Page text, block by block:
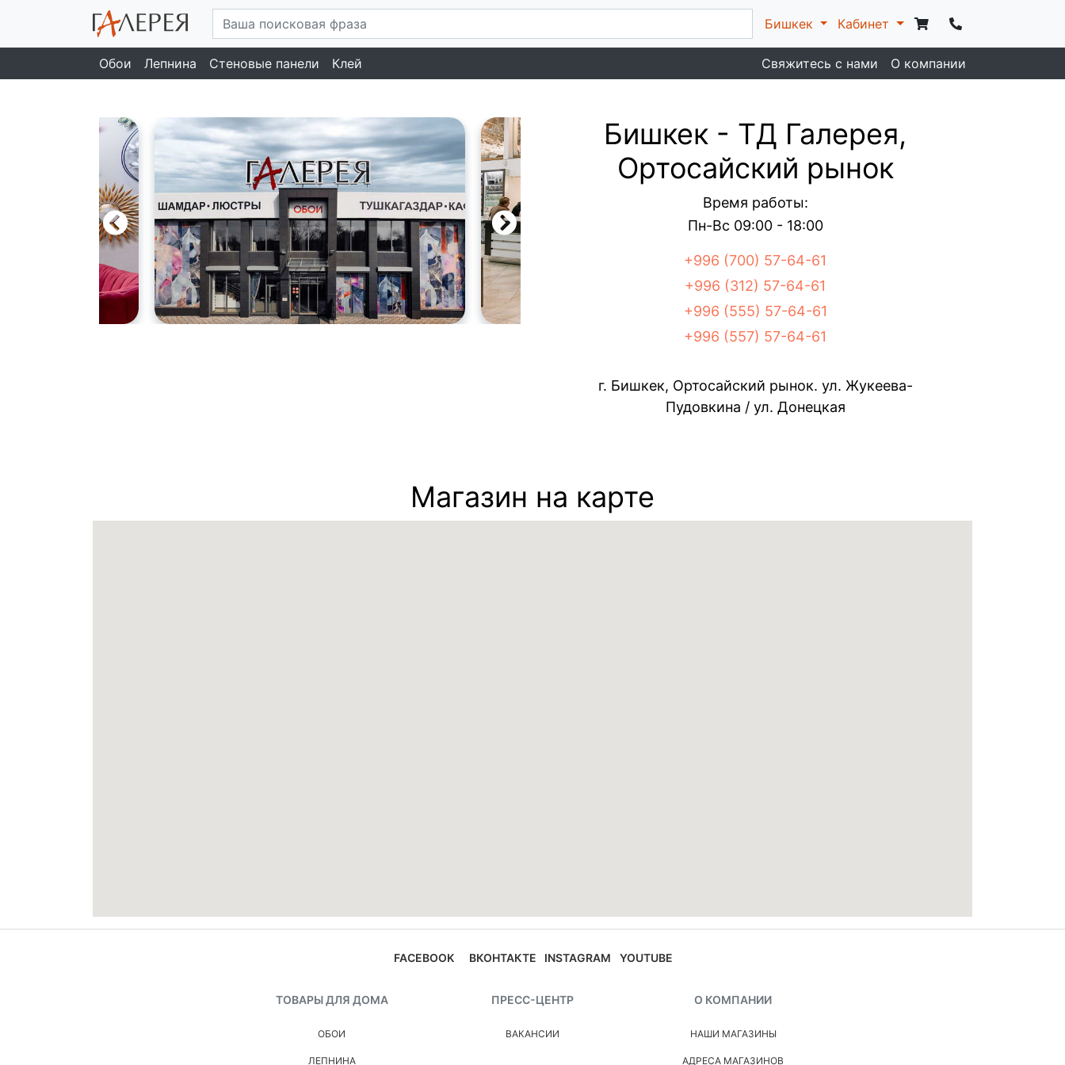
Бишкек Кабинет
Обои Лепнина Стеновые панели Клей Свяжитесь с нами О компании
Бишкек - ТД Галерея,
Ортосайский рынок
Время работы:
Пн-Вс 09:00 - 18:00
+996 (700) 57-64-61
+996 (312) 57-64-61
+996 (555) 57-64-61
+996 (557) 57-64-61
г. Бишкек, Ортосайский рынок. ул. Жукеева-
Пудовкина / ул. Донецкая
Магазин на карте
FACEBOOK ВКОНТАКТЕ INSTAGRAM YOUTUBE
ТОВАРЫ ДЛЯ ДОМА
ОБОИ
ЛЕПНИНА
ПРЕСС-ЦЕНТР
ВАКАНСИИ
О КОМПАНИИ
НАШИ МАГАЗИНЫ
АДРЕСА МАГАЗИНОВ